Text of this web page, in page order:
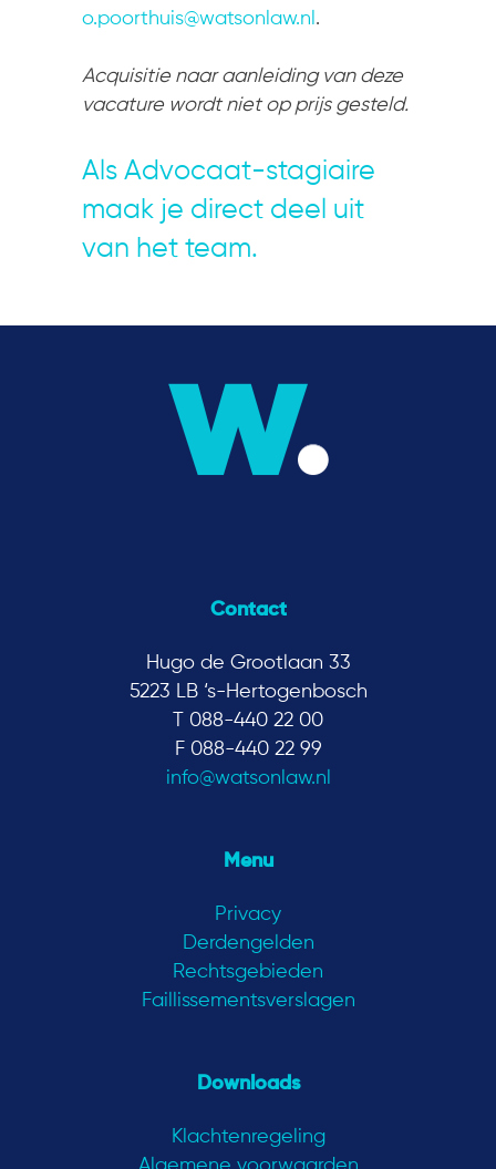
o.poorthuis@watsonlaw.nl .
Acquisitie naar aanleiding van deze
vacature wordt niet op prijs gesteld.
Als Advocaat-stagiaire
maak je direct deel uit
van het team.
Contact
Hugo de Grootlaan 33
5223 LB ‘s-Hertogenbosch
T 088-440 22 00
F 088-440 22 99
info@watsonlaw.nl
Menu
Privacy
Derdengelden
Rechtsgebieden
Faillissementsverslagen
Downloads
Klachtenregeling